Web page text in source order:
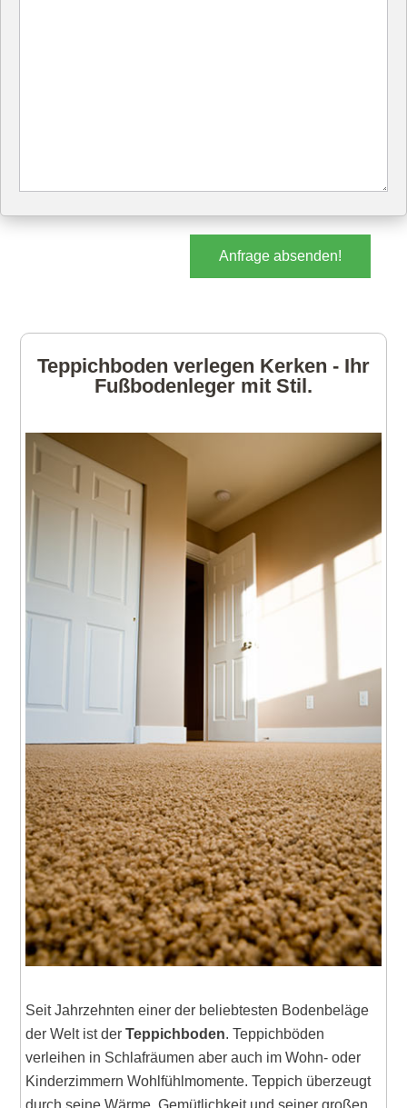
Anfrage absenden!
Teppichboden verlegen Kerken - Ihr
Fußbodenleger mit Stil.
Seit Jahrzehnten einer der beliebtesten Bodenbeläge
der Welt ist derTeppichboden. Teppichböden
verleihen in Schlafräumen aber auch im Wohn- oder
Kinderzimmern Wohlfühlmomente. Teppich überzeugt
durch seine Wärme, Gemütlichkeit und seiner großen